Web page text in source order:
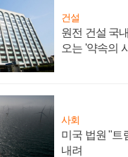
건설
원전 건설 국
오는 '약속의
사회
미국 법원 "트
내려